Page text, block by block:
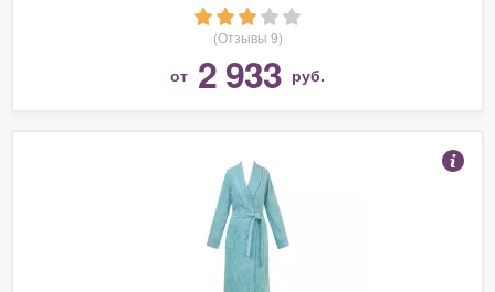
(Отзывы 9)
от 2 933 руб.